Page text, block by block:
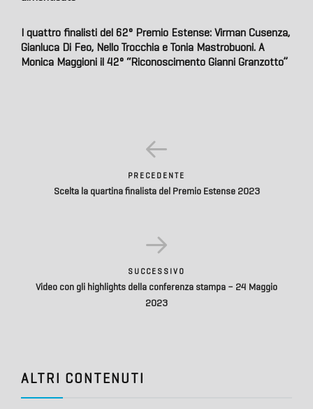
I quattro finalisti del 62° Premio Estense: Virman Cusenza,
Gianluca Di Feo, Nello Trocchia e Tonia Mastrobuoni. A
Monica Maggioni il 42° “Riconoscimento Gianni Granzotto”
PRECEDENTE
Scelta la quartina finalista del Premio Estense 2023
SUCCESSIVO
Video con gli highlights della conferenza stampa – 24 Maggio
2023
ALTRI CONTENUTI